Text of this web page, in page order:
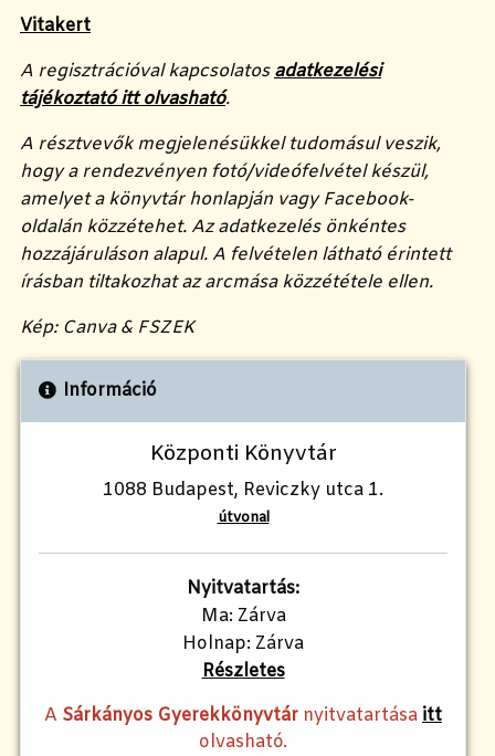
Vitakert
A regisztrációval kapcsolatosadatkezelési
tájékoztató itt olvasható.
A résztvevők megjelenésükkel tudomásul veszik,
hogy a rendezvényen fotó/videófelvétel készül,
amelyet a könyvtár honlapján vagy Facebook-
oldalán közzétehet. Az adatkezelés önkéntes
hozzájáruláson alapul. A felvételen látható érintett
írásban tiltakozhat az arcmása közzététele ellen.
Kép: Canva & FSZEK
Információ
Központi Könyvtár
1088 Budapest, Reviczky utca 1.
útvonal
Nyitvatartás:
Ma: Zárva
Holnap: Zárva
Részletes
A Sárkányos Gyerekkönyvtár nyitvatartásaitt
olvasható.